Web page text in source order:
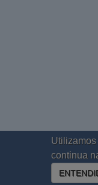
continua